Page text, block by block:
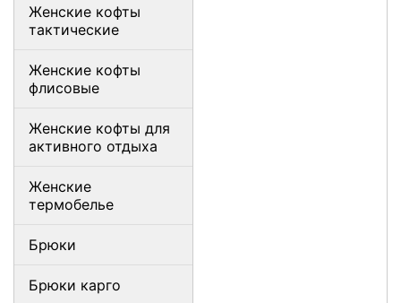
Женские кофты
тактические
Женские кофты
флисовые
Женские кофты для
активного отдыха
Женские
термобелье
Брюки
Брюки карго